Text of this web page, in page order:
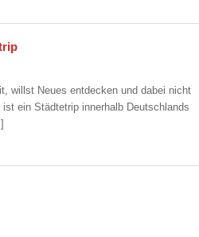
willst Neues entdecken und dabei nicht
ein Städtetrip innerhalb Deutschlands